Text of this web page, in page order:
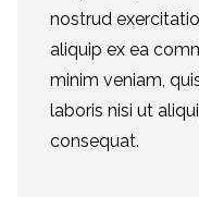
nostrud
aliquip ex ea
minim veniam,
laboris nisi ut
consequat.